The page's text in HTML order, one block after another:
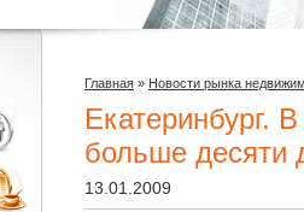
Главная » Новости рынка
Екатеринбург.
больше десяти
13.01.2009